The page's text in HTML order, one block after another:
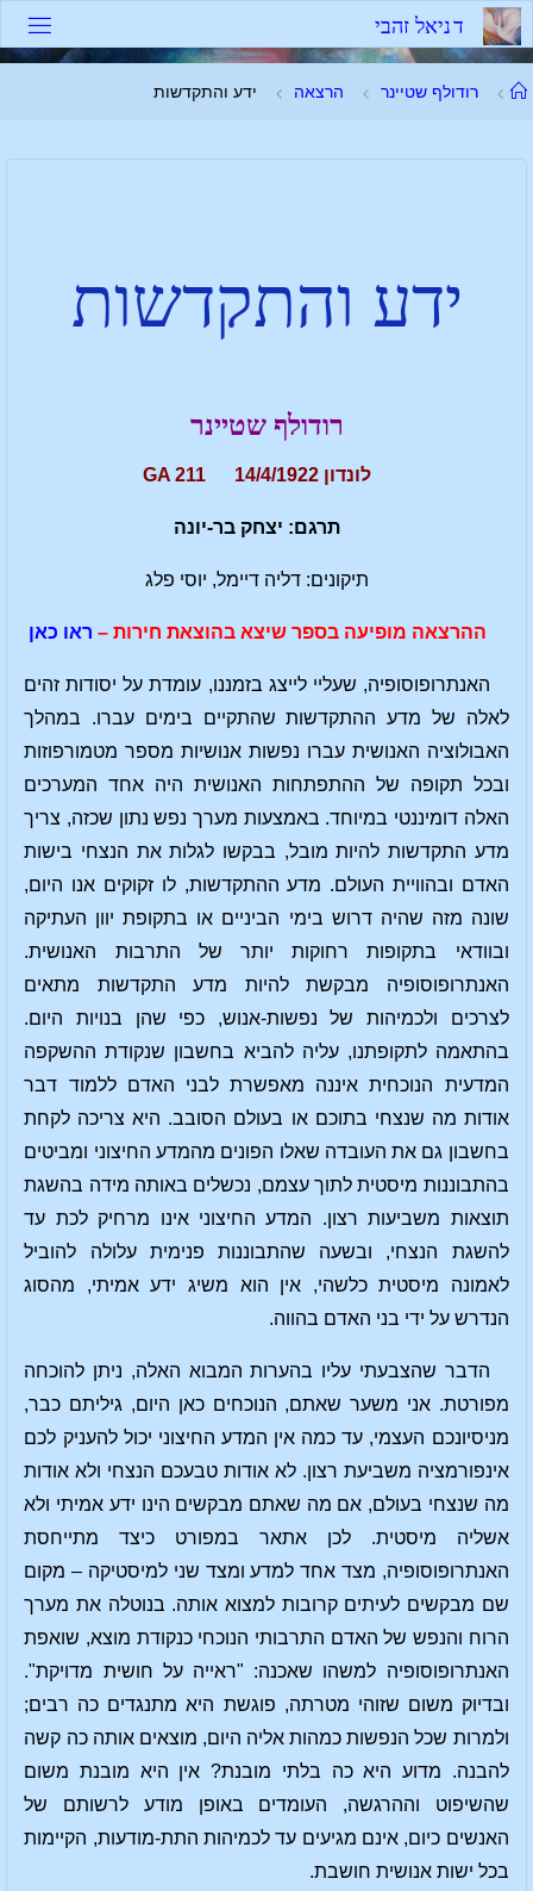
דניאל זהבי
רודולף שטיינר הרצאה ידע והתקדשות
ידע והתקדשות
רודולף שטיינר
לונדון 14/4/1922 GA 211
תרגם: יצחק בר-יונה
תיקונים: דליה דיימל, יוסי פלג
ההרצאה מופיעה בספר שיצא בהוצאת חירות – ראו כאן
האנתרופוסופיה, שעליי לייצג בזמננו, עומדת על יסודות זהים
לאלה של מדע ההתקדשות שהתקיים בימים עברו. במהלך
האבולוציה האנושית עברו נפשות אנושיות מספר מטמורפוזות
ובכל תקופה של ההתפתחות האנושית היה אחד המערכים
האלה דומיננטי במיוחד. באמצעות מערך נפש נתון שכזה, צריך
מדע התקדשות להיות מובל, בבקשו לגלות את הנצחי בישות
האדם ובהוויית העולם. מדע ההתקדשות, לו זקוקים אנו היום,
שונה מזה שהיה דרוש בימי הביניים או בתקופת יוון העתיקה
ובוודאי בתקופות רחוקות יותר של התרבות האנושית.
האנתרופוסופיה מבקשת להיות מדע התקדשות מתאים
לצרכים ולכמיהות של נפשות-אנוש, כפי שהן בנויות היום.
בהתאמה לתקופתנו, עליה להביא בחשבון שנקודת ההשקפה
המדעית הנוכחית איננה מאפשרת לבני האדם ללמוד דבר
אודות מה שנצחי בתוכם או בעולם הסובב. היא צריכה לקחת
בחשבון גם את העובדה שאלו הפונים מהמדע החיצוני ומביטים
בהתבוננות מיסטית לתוך עצמם, נכשלים באותה מידה בהשגת
תוצאות משביעות רצון. המדע החיצוני אינו מרחיק לכת עד
להשגת הנצחי, ובשעה שהתבוננות פנימית עלולה להוביל
לאמונה מיסטית כלשהי, אין הוא משיג ידע אמיתי, מהסוג
הנדרש על ידי בני האדם בהווה.
הדבר שהצבעתי עליו בהערות המבוא האלה, ניתן להוכחה
מפורטת. אני משער שאתם, הנוכחים כאן היום, גיליתם כבר,
מניסיונכם העצמי, עד כמה אין המדע החיצוני יכול להעניק לכם
אינפורמציה משביעת רצון. לא אודות טבעכם הנצחי ולא אודות
מה שנצחי בעולם, אם מה שאתם מבקשים הינו ידע אמיתי ולא
אשליה מיסטית. לכן אתאר במפורט כיצד מתייחסת
האנתרופוסופיה, מצד אחד למדע ומצד שני למיסטיקה – מקום
שם מבקשים לעיתים קרובות למצוא אותה. בנוטלה את מערך
הרוח והנפש של האדם התרבותי הנוכחי כנקודת מוצא, שואפת
האנתרופוסופיה למשהו שאכנה: "ראייה על חושית מדויקת".
ובדיוק משום שזוהי מטרתה, פוגשת היא מתנגדים כה רבים;
ולמרות שכל הנפשות כמהות אליה היום, מוצאים אותה כה קשה
להבנה. מדוע היא כה בלתי מובנת? אין היא מובנת משום
שהשיפוט וההרגשה, העומדים באופן מודע לרשותם של
האנשים כיום, אינם מגיעים עד לכמיהות התת-מודעות, הקיימות
בכל ישות אנושית חושבת.